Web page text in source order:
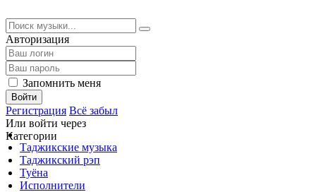
Авторизация
Запомнить меня
Войти
Регистрация Всё забыл
Или войти через
Категории
Таджикские музыка
Таджикский рэп
Туёна
Исполнители